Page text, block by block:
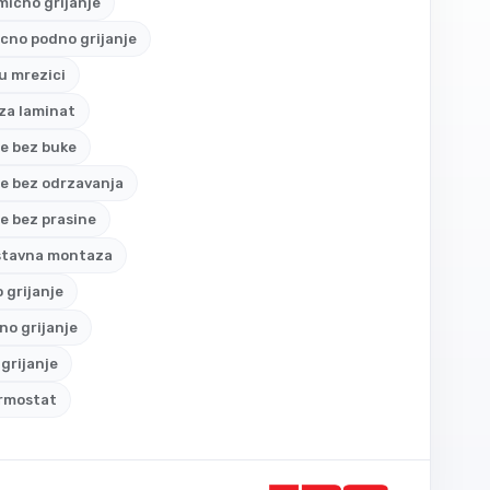
podno grijanje
mrezici
laminat
bez buke
bez odrzavanja
bez prasine
montaza
grijanje
grijanje
grijanje